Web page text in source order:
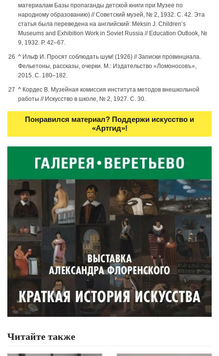
материалам Базы пропаганды детской книги при Музее по
народному образованию) // Советский музей, № 2, 1932. С. 42. Эта
статья была переведена на английский: Meksin J. Children’s
Museums and Exhibition Work in Soviet Russia // Education Outlook, №
9, 1932. P. 42–67.
^ Ильф И. Просят соблюдать шум! (1926) // Записки провинциала.
Фельетоны, рассказы, очерки. М.: Издательство «Ломоносовъ»,
2015. С. 180–182.
^ Кордес В. Музейная комиссия института методов внешкольной
работы // Искусство в школе, № 2, 1927. С. 30.
Понравился материал? Поддержи искусство и
«Артгид»!
Читайте также